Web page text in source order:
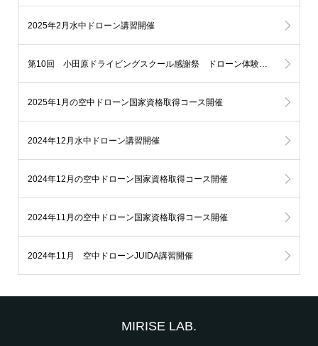
2025年2月水中ドローン講習開催
第10回 小田原ドライビングスクール感謝祭 ドローン体験飛行イベント開催！
2025年1月の空中ドローン国家資格取得コース開催
2024年12月水中ドローン講習開催
2024年12月の空中ドローン国家資格取得コース開催
2024年11月の空中ドローン国家資格取得コース開催
2024年11月 空中ドローンJUIDA講習開催
MIRISE LAB.